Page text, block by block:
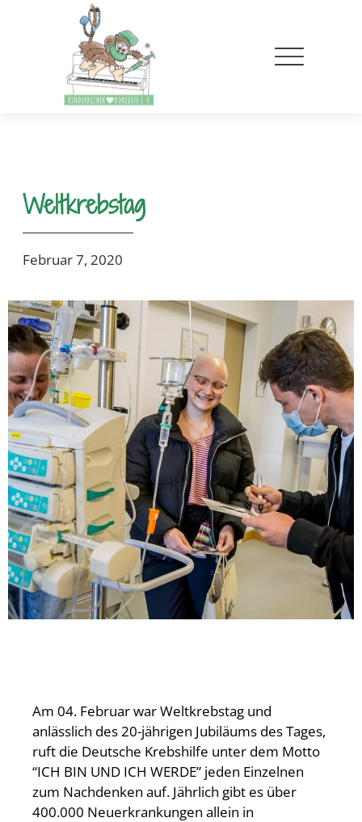
Weltkrebstag
Februar 7, 2020
Am 04. Februar war Weltkrebstag und
anlässlich des 20-jährigen Jubiläums des Tages,
ruft die Deutsche Krebshilfe unter dem Motto
“ICH BIN UND ICH WERDE” jeden Einzelnen
zum Nachdenken auf. Jährlich gibt es über
400.000 Neuerkrankungen allein in